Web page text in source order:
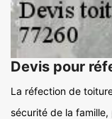
Devis pour
La réfection de
sécurité de la famille,